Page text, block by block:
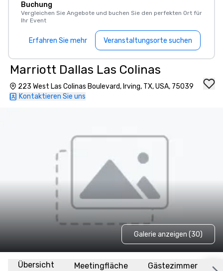
Buchung
Vergleichen Sie Angebote und buchen Sie den perfekten Ort für
Ihr Event
Erfahren Sie mehr Veranstaltungsorte suchen
Marriott Dallas Las Colinas
223 West Las Colinas Boulevard, Irving, TX, USA, 75039
Kontaktieren Sie uns
Galerie anzeigen (30)
Übersicht Meetingfläche Gästezimmer